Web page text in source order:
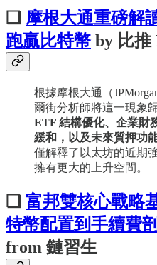
❏ 摩根大通重磅解
跑贏比特幣by 比推
根據摩根大通（
爾街分析師將這一現
ETF 結構優化、企業財
緩和，以及未來質押功
僅解釋了以太坊的近期
擁有更大的上升空間。
❏ 富邦雙核心戰略
特幣配置到手續費
from 鏈習生